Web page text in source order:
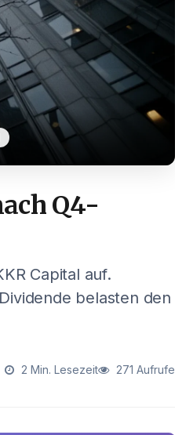
Q4-
Capital auf.
belasten den
2 Min. Lesezeit 271 Aufrufe